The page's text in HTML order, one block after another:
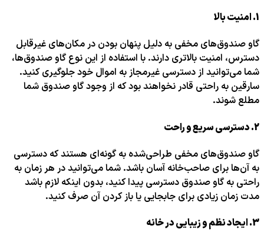
1. امنیت بالا
گاو صندوق‌های مخفی به دلیل پنهان بودن در مکان‌های غیرقابل
دسترس، امنیت بالاتری دارند. با استفاده از این نوع گاو صندوق‌ها،
شما می‌توانید از دسترسی غیرمجاز به اموال خود جلوگیری کنید.
سارقین به راحتی قادر نخواهند بود که از وجود گاو صندوق شما
مطلع شوند.
2. دسترسی سریع و راحت
گاو صندوق‌های مخفی طراحی‌شده به گونه‌ای هستند که دسترسی
به آن‌ها برای صاحب‌خانه آسان باشد. شما می‌توانید در هر زمان به
راحتی به گاو صندوق دسترسی پیدا کنید، بدون اینکه لازم باشد
مدت زمان زیادی برای جابجایی یا باز کردن آن صرف کنید.
3. ایجاد نظم و زیبایی در خانه